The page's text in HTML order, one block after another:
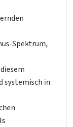
Spektrum,
systemisch in